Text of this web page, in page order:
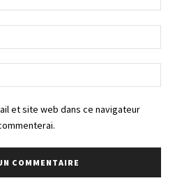
:*
:*
:
et site web dans ce navigateur